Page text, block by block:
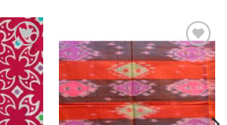
Ajouter
à la liste
de
souhaits
Ajouter
à la liste
de
souhaits